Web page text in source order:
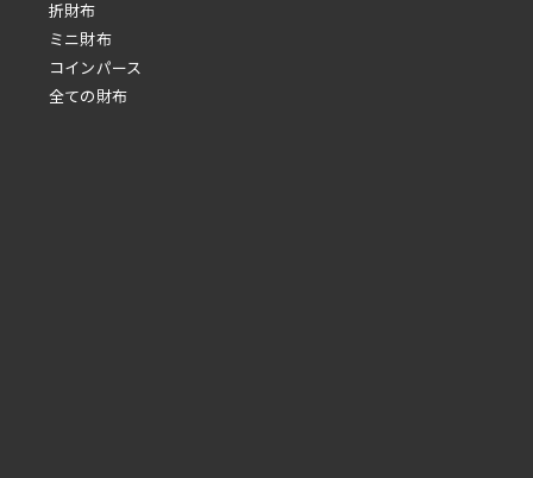
折財布
ミニ財布
コインパース
全ての財布